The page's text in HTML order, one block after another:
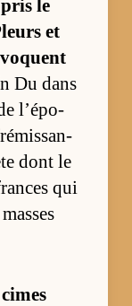
le
et
Du dans
l’épo­
dont le
qui